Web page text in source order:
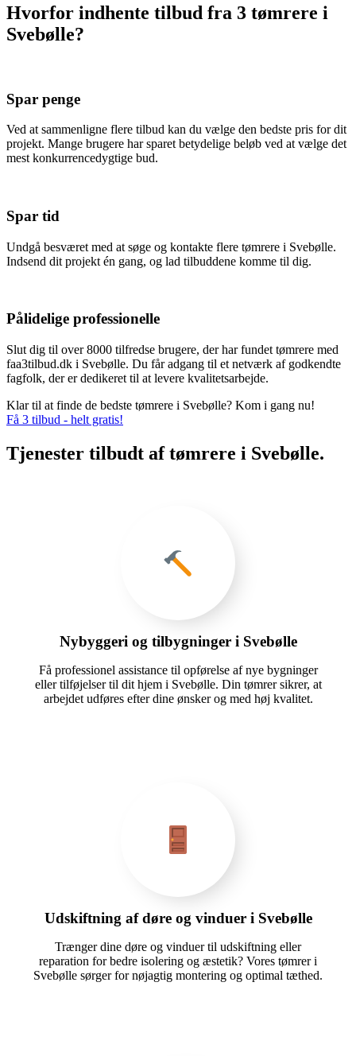
Hvorfor indhente tilbud fra 3 tømrere i
Svebølle?
Spar penge
Ved at sammenligne flere tilbud kan du vælge den bedste pris for dit
projekt. Mange brugere har sparet betydelige beløb ved at vælge det
mest konkurrencedygtige bud.
Spar tid
Undgå besværet med at søge og kontakte flere tømrere i Svebølle.
Indsend dit projekt én gang, og lad tilbuddene komme til dig.
Pålidelige professionelle
Slut dig til over 8000 tilfredse brugere, der har fundet tømrere med
faa3tilbud.dk i Svebølle. Du får adgang til et netværk af godkendte
fagfolk, der er dedikeret til at levere kvalitetsarbejde.
Klar til at finde de bedste tømrere i Svebølle? Kom i gang nu!
Få 3 tilbud - helt gratis!
Tjenester tilbudt af tømrere i Svebølle.
Nybyggeri og tilbygninger i Svebølle
Få professionel assistance til opførelse af nye bygninger
eller tilføjelser til dit hjem i Svebølle. Din tømrer sikrer, at
arbejdet udføres efter dine ønsker og med høj kvalitet.
Udskiftning af døre og vinduer i Svebølle
Trænger dine døre og vinduer til udskiftning eller
reparation for bedre isolering og æstetik? Vores tømrer i
Svebølle sørger for nøjagtig montering og optimal tæthed.